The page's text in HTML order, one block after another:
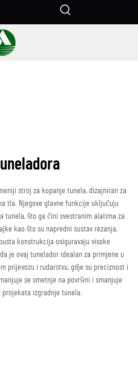
stroj za kopanje tunela, dizajniran za
tla. Njegove glavne funkcije uključuju
tunela, što ga čini svestranim alatima za
kao što su napredni sustav rezanja,
konstrukcija osiguravaju visoke
je ovaj tunelador idealan za primjene u
prijevozu i rudarstvu, gdje su preciznost i
se smetnje na površini i smanjuje
izgradnje tunela.